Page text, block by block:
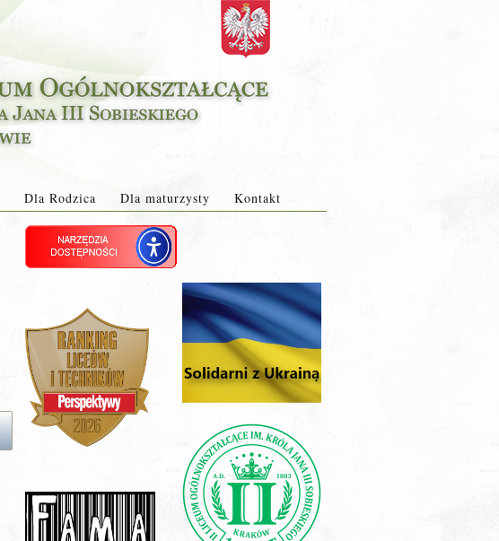
Dla Rodzica Dla maturzysty Kontakt